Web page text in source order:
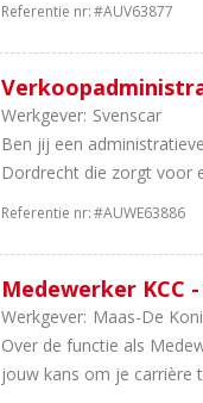
Referentie nr:#AUV63877
Werkgever: Svenscar
Ben jij een
Dordrecht die zorgt voor
Referentie nr:#AUWE63886
Medewerker KCC
Werkgever: Maas-De
Over de functie als
jouw kans om je carrière